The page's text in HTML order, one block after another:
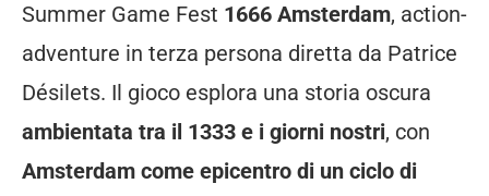
Summer Game Fest 1666 Amsterdam, action-
adventure in terza persona diretta da Patrice
Désilets. Il gioco esplora una storia oscura
ambientata tra il 1333 e i giorni nostri, con
Amsterdam come epicentro di un ciclo di